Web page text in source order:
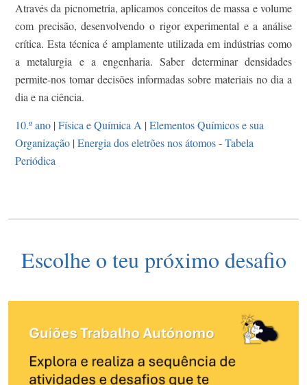
Através da picnometria, aplicamos conceitos de massa e volume
com precisão, desenvolvendo o rigor experimental e a análise
crítica. Esta técnica é amplamente utilizada em indústrias como
a metalurgia e a engenharia. Saber determinar densidades
permite-nos tomar decisões informadas sobre materiais no dia a
dia e na ciência.
10.º ano |Física e Química A |Elementos Químicos e sua
Organização |Energia dos eletrões nos átomos - Tabela
Periódica
Escolhe o teu próximo desafio